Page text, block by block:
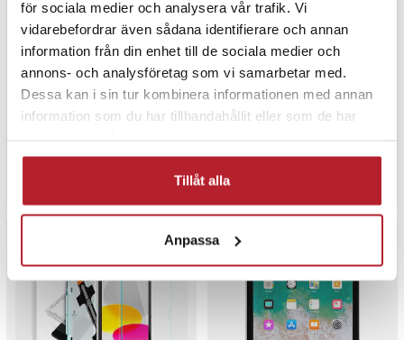
för sociala medier och analysera vår trafik. Vi
vidarebefordrar även sådana identifierare och annan
information från din enhet till de sociala medier och
annons- och analysföretag som vi samarbetar med.
Dessa kan i sin tur kombinera informationen med annan
information som du har tillhandahållit eller som de har
Tillåt alla
Anpassa
3mk Paper Feeling
skärmskydd till iPad 10,2"
2019 7 gen / papperkänsla
skärmskydd - 2 pack
Sista exemplaret
3mk Paper Feeling
skärmskydd till iPad Pro 11"
2024 5 gen / papperkänsla
skärmskydd - 2 pack
Just nu har vi bara 2 kvar av denna